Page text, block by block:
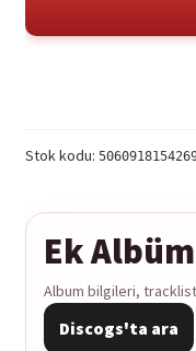
Girl
Stok kodu:
Ek
Album bilgileri,
Discogs'ta ara